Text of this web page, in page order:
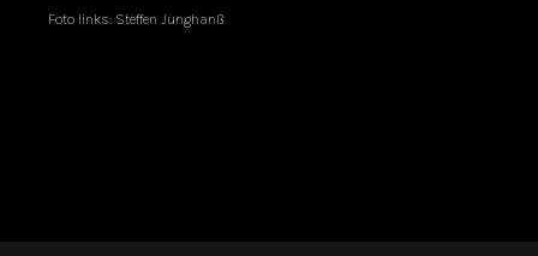
Foto links: Steffen Junghanß